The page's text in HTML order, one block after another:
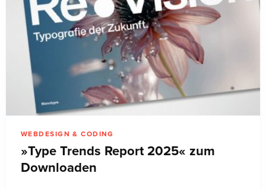
WEBDESIGN & CODING
»Type Trends Report 2025« zum
Downloaden